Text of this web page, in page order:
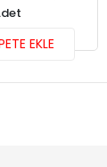
EKLE